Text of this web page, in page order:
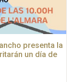
presenta la
un día de